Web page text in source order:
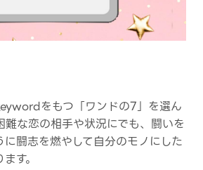
をもつ「ワンドの7」を選ん
難な恋の相手や状況にでも、闘いを
闘志を燃やして自分のモノにした
す。